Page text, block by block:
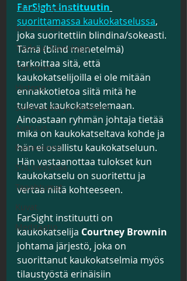
Tilanneraportti
Kokemukset
Tiede ja Teknologia
Todisteet
Historia
Salaisuudet ja Mysteerit
Avaruus
Kanavoinnit
SGL tiedottaa
Tapahtumat
Kuvat
Meditaatio
FarSight instituutin
suorittamassa kaukokatselussa,
joka suoritettiin blindina/sokeasti.
Tämä (blind menetelmä)
tarkoittaa sitä, että
kaukokatselijoilla ei ole mitään
ennakkotietoa siitä mitä he
tulevat kaukokatselemaan.
Ainoastaan ryhmän johtaja tietää
mikä on kaukokatseltava kohde ja
hän ei osallistu kaukokatseluun.
Hän vastaanottaa tulokset kun
kaukokatselu on suoritettu ja
vertaa niitä kohteeseen.
FarSight instituutti on
kaukokatselija Courtney Brownin
johtama järjestö, joka on
suorittanut kaukokatselmia myös
tilaustyöstä erinäisiin